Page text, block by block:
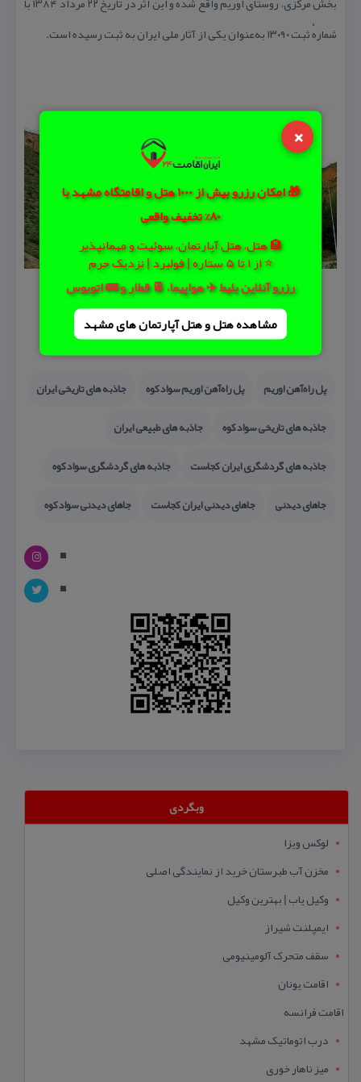
×
🎁 امکان رزرو بیش از 1000 هتل و اقامتگاه مشهد با
80% تخفیف واقعی
🏨 هتل، هتل آپارتمان، سوئیت و مهمانپذیر
⭐ از 1 تا 5 ستاره | فولبرد | نزدیک حرم
رزرو آنلاین بلیط ✈️ هواپیما، 🚆 قطار و 🚌 اتوبوس
مشاهده هتل و هتل‌ آپارتمان های مشهد
شمارهٔ ثبت ۱۳۰۹۰ به‌عنوان یكی از آثار ملی ایران به ثبت رسیده است.
پل راه‌آهن اوریم پل راه‌آهن اوریم سوادكوه
جاذبه های تاریخی ایران
جاذبه های تاریخی سوادكوه
جاذبه های طبیعی ایران
جاذبه های گردشگری ایران كجاست
جاذبه های گردشگری سوادكوه
جاهای دیدنی
جاهای دیدنی ایران كجاست جاهای دیدنی سوادكوه
وبگردی
لوکس ویزا
مخزن آب طبرستان خرید از نمایندگی اصلی
وکیل یاب | بهترین وکیل
ایمپلنت شیراز
سقف متحرک آلومینیومی
اقامت یونان
اقامت فرانسه
درب اتوماتیک مشهد
میز ناهار خوری